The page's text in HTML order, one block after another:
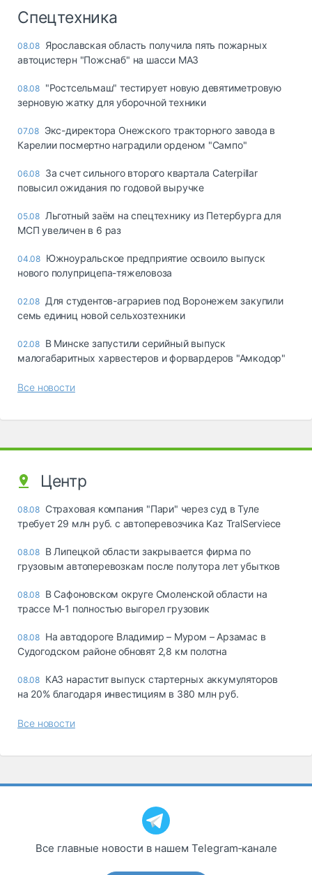
Спецтехника
08.08 Ярославская область получила пять пожарных
автоцистерн "Пожснаб" на шасси МАЗ
08.08 "Ростсельмаш" тестирует новую девятиметровую
зерновую жатку для уборочной техники
07.08 Экс-директора Онежского тракторного завода в
Карелии посмертно наградили орденом "Сампо"
06.08 За счет сильного второго квартала Caterpillar
повысил ожидания по годовой выручке
05.08 Льготный заём на спецтехнику из Петербурга для
МСП увеличен в 6 раз
04.08 Южноуральское предприятие освоило выпуск
нового полуприцепа-тяжеловоза
02.08 Для студентов-аграриев под Воронежем закупили
семь единиц новой сельхозтехники
02.08 В Минске запустили серийный выпуск
малогабаритных харвестеров и форвардеров "Амкодор"
Все новости
Центр
08.08 Страховая компания "Пари" через суд в Туле
требует 29 млн руб. с автоперевозчика Kaz TralServiece
08.08 В Липецкой области закрывается фирма по
грузовым автоперевозкам после полутора лет убытков
08.08 В Сафоновском округе Смоленской области на
трассе М-1 полностью выгорел грузовик
08.08 На автодороге Владимир – Муром – Арзамас в
Судогодском районе обновят 2,8 км полотна
08.08 КАЗ нарастит выпуск стартерных аккумуляторов
на 20% благодаря инвестициям в 380 млн руб.
Все новости
Все главные новости в нашем Telegram‑канале